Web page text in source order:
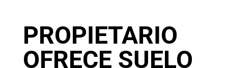
PROPIETARIO
OFRECE SUELO